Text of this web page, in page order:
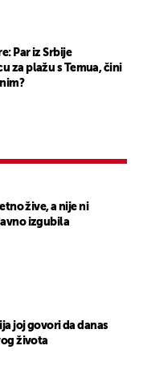
Par iz Srbije
za plažu s Temua, čini
žive, a nije ni
izgubila
joj govori da danas
života